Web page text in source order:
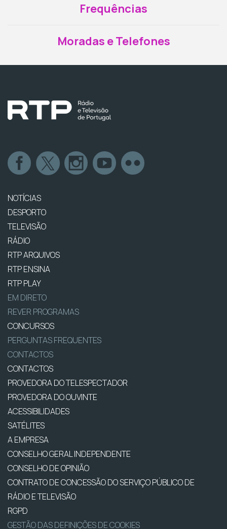
Frequências
Moradas e Telefones
NOTÍCIAS
DESPORTO
TELEVISÃO
RÁDIO
RTP ARQUIVOS
RTP ENSINA
RTP PLAY
EM DIRETO
REVER PROGRAMAS
CONCURSOS
PERGUNTAS FREQUENTES
CONTACTOS
CONTACTOS
PROVEDORA DO TELESPECTADOR
PROVEDORA DO OUVINTE
ACESSIBILIDADES
SATÉLITES
A EMPRESA
CONSELHO GERAL INDEPENDENTE
CONSELHO DE OPINIÃO
CONTRATO DE CONCESSÃO DO SERVIÇO PÚBLICO DE
RÁDIO E TELEVISÃO
RGPD
GESTÃO DAS DEFINIÇÕES DE COOKIES